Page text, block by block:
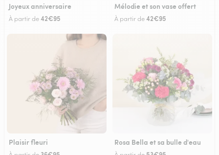
Joyeux anniversaire
À partir de42€95
Mélodie et son vase offert
À partir de42€95
Plaisir fleuri Rosa Bella et sa bulle d'eau